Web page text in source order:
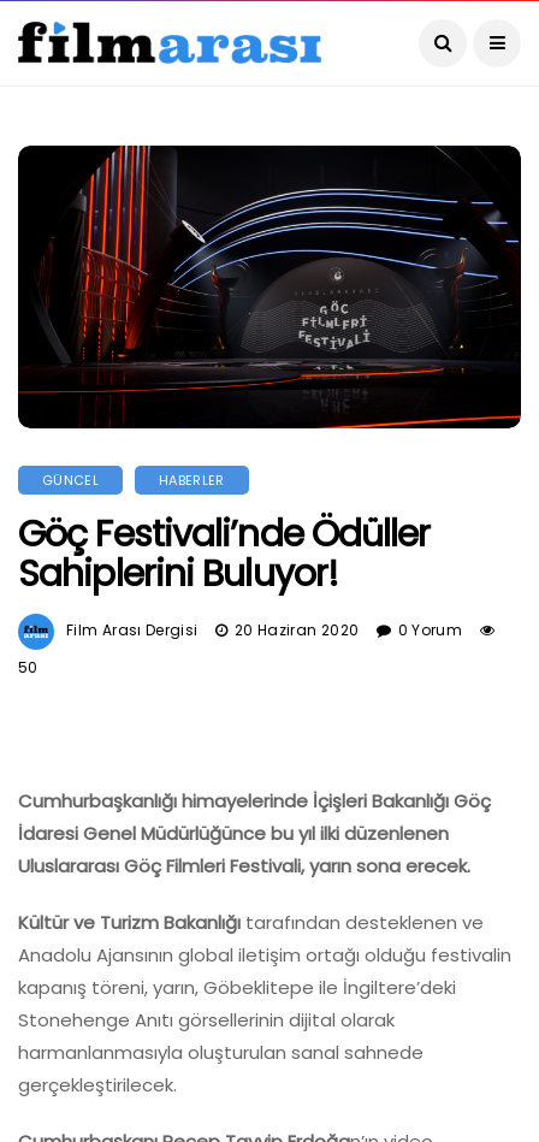
GÜNCEL HABERLER
Göç Festivali’nde Ödüller
Sahiplerini Buluyor!
Film Arası Dergisi 20 Haziran 2020
0 Yorum
50
Cumhurbaşkanlığı himayelerinde İçişleri Bakanlığı Göç
İdaresi Genel Müdürlüğünce bu yıl ilki düzenlenen
Uluslararası Göç Filmleri Festivali, yarın sona erecek.
Kültür ve Turizm Bakanlığı tarafından desteklenen ve
Anadolu Ajansının global iletişim ortağı olduğu festivalin
kapanış töreni, yarın, Göbeklitepe ile İngiltere’deki
Stonehenge Anıtı görsellerinin dijital olarak
harmanlanmasıyla oluşturulan sanal sahnede
gerçekleştirilecek.